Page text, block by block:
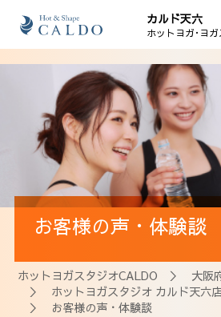
カルド天六
ホットヨガ･ヨ
施設案内
プログラム
スケジュール
ジム
岩盤浴
料金
ウェルチケ
お客様の声・体験談
ホットヨガスタジオCALDO ＞ 大阪
＞ ホットヨガスタジオ カルド天六
＞ お客様の声・体験談